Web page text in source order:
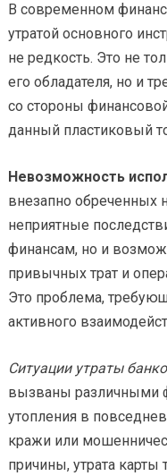
В современном
утратой основного
не редкость. Это не
его обладателя, но и
со стороны
данный пластиковый
Невозможность
внезапно обреченных
неприятные
финансам, но и
привычных трат и
Это проблема,
активного
Ситуации утраты
вызваны различными
утопления в
кражи или
причины, утрата карты